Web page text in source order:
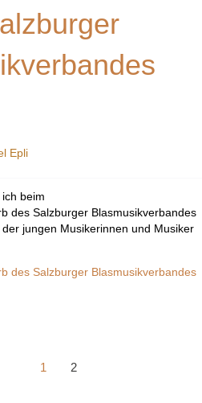
Epli
beim
des Salzburger Blasmusikverbandes
jungen Musikerinnen und Musiker
des Salzburger Blasmusikverbandes
1 2